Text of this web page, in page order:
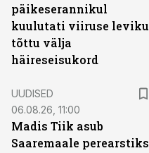
päikeserannikul
kuulutati viiruse leviku
tõttu välja
häireseisukord
UUDISED
06.08.26, 11:00
Madis Tiik asub
Saaremaale perearstiks